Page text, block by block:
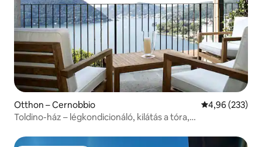
Otthon – Cernobbio Átlagos
4,96 (233)
Toldino-ház – légkondicionáló, kilátás a tóra,